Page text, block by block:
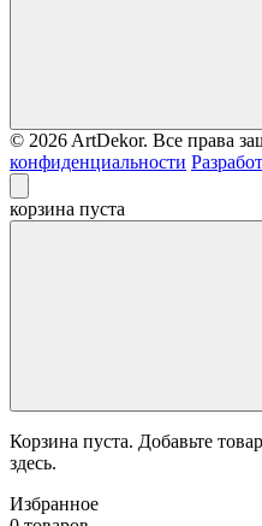
© 2026 ArtDekor. Все права
конфиденциальности
корзина пуста
Корзина пуста. Добавьте
здесь.
Избранное